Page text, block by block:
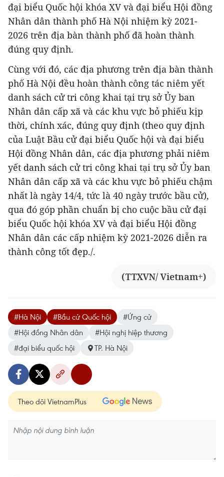
đại biểu Quốc hội khóa XV và đại biểu Hội đồng
Nhân dân thành phố Hà Nội nhiệm kỳ 2021-
2026 trên địa bàn thành phố đã hoàn thành
đúng quy định.
Cùng với đó, các địa phương trên địa bàn thành
phố Hà Nội đều hoàn thành công tác niêm yết
danh sách cử tri công khai tại trụ sở Ủy ban
Nhân dân cấp xã và các khu vực bỏ phiếu kịp
thời, chính xác, đúng quy định (theo quy định
của Luật Bầu cử đại biểu Quốc hội và đại biểu
Hội đồng Nhân dân, các địa phương phải niêm
yết danh sách cử tri công khai tại trụ sở Ủy ban
Nhân dân cấp xã và các khu vực bỏ phiếu chậm
nhất là ngày 14/4, tức là 40 ngày trước bầu cử),
qua đó góp phần chuẩn bị cho cuộc bầu cử đại
biểu Quốc hội khóa XV và đại biểu Hội đồng
Nhân dân các cấp nhiệm kỳ 2021-2026 diễn ra
thành công tốt đẹp./.
(TTXVN/ Vietnam+)
#Hà Nội #Bầu cử Quốc hội
#Ứng cử
#Hội đồng Nhân dân
#Hội nghị hiệp thương
#đại biểu quốc hội
TP. Hà Nội
Theo dõi VietnamPlus